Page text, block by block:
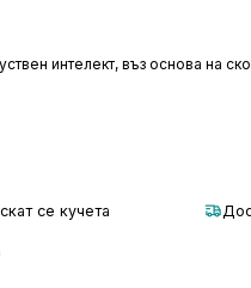
интелект, въз основа на
се кучета